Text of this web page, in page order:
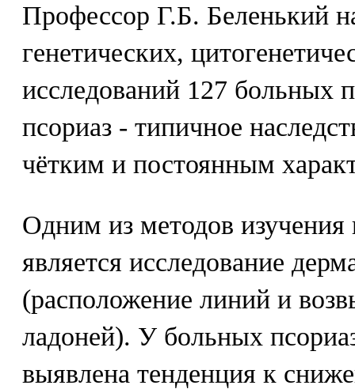
Профессор Г.Б. Беленький
генетических,
исследований 127 больных
псориаз - типичное
чётким и постоянным
Одним из методов изучения
является исследование
(расположение линий и
ладоней). У больных
выявлена тенденция к